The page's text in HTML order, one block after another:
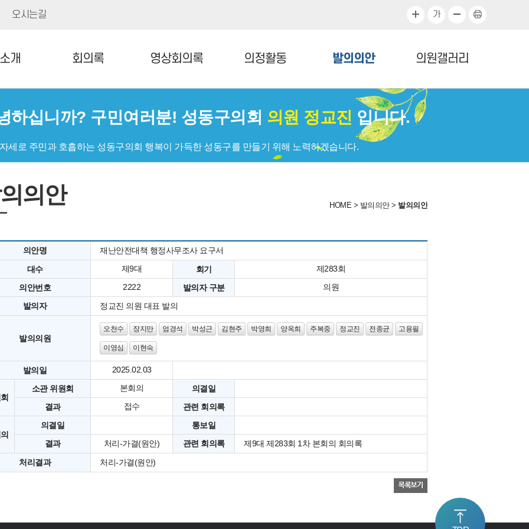
오시는길 가
개 회의록 영상회의록 의정활동 발의의안 의원갤러리
하십니까? 구민여러분! 성동구의회 의원 정교진 입니다.
세로 주민과 호흡하는 성동구의회 행복이 가득한 성동구를 만들기 위해 노력하겠습니다.
의안 HOME> 발의의안> 발의의안
의안명
재난안전대책 행정사무조사 요구서
대수
제9대 회기
제283회
의안번호
2222 발의자 구분
의원
발의자
정교진 의원 대표 발의
발의의원
오천수 장지만 엄경석 박성근 김현주 박영희 양옥희 주복중 정교진 전종균 고용필
이영심 이현숙
발의일 2025.02.03
소관 위원회 본회의
의결일
결과
접수 관련 회의록
의결일
통보일
결과
처리-가결(원안) 관련 회의록
제9대 제283회 1차 본회의 회의록
처리결과
처리-가결(원안)